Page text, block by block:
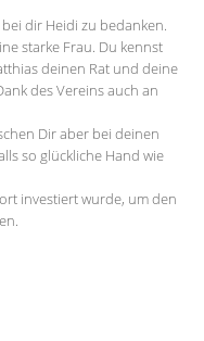
dir Heidi zu bedanken.
starke Frau. Du kennst
deinen Rat und deine
des Vereins auch an
Dir aber bei deinen
so glückliche Hand wie
investiert wurde, um den